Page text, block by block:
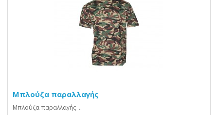
Μπλούζα παραλλαγής
Μπλούζα παραλλαγής ..